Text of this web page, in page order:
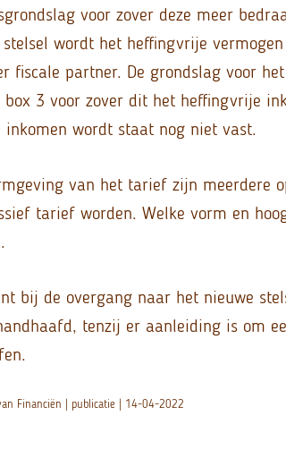
voor zover deze meer
wordt het heffingvrije
fiscale partner. De grondslag voor
3 voor zover dit het heffingvrije
inkomen wordt staat nog niet vast.
van het tarief zijn meerdere
tarief worden. Welke vorm en
bij de overgang naar het nieuwe
tenzij er aanleiding is om
Financiën | publicatie | 14-04-2022